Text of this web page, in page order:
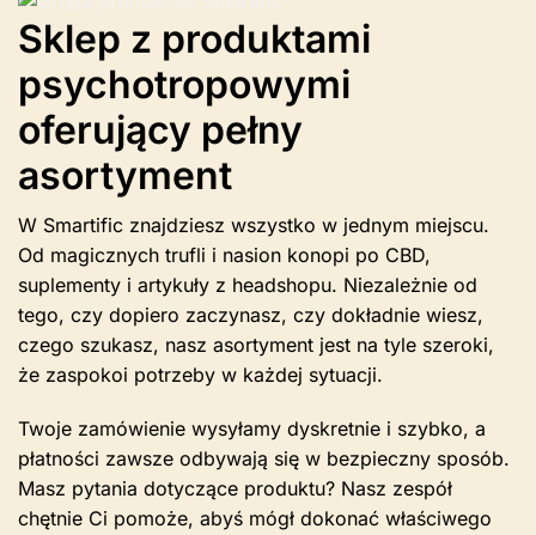
produktu
Sklep z produktami
psychotropowymi
oferujący pełny
asortyment
W Smartific znajdziesz wszystko w jednym miejscu.
Od magicznych trufli i nasion konopi po CBD,
suplementy i artykuły z headshopu. Niezależnie od
tego, czy dopiero zaczynasz, czy dokładnie wiesz,
czego szukasz, nasz asortyment jest na tyle szeroki,
że zaspokoi potrzeby w każdej sytuacji.
Twoje zamówienie wysyłamy dyskretnie i szybko, a
płatności zawsze odbywają się w bezpieczny sposób.
Masz pytania dotyczące produktu? Nasz zespół
chętnie Ci pomoże, abyś mógł dokonać właściwego